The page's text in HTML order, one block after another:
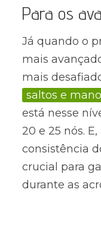
Para os
Já quando o
mais
mais
saltos e
está nesse
20 e 25 nós.
consistência
crucial para
durante as